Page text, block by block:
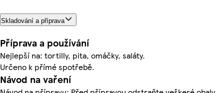
Skladování a příprava
Příprava a používání
Nejlepší na: tortilly, pita, omáčky, saláty.
Určeno k přímé spotřebě.
Návod na vaření